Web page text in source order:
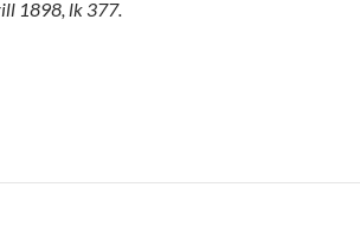
1898, lk 377.